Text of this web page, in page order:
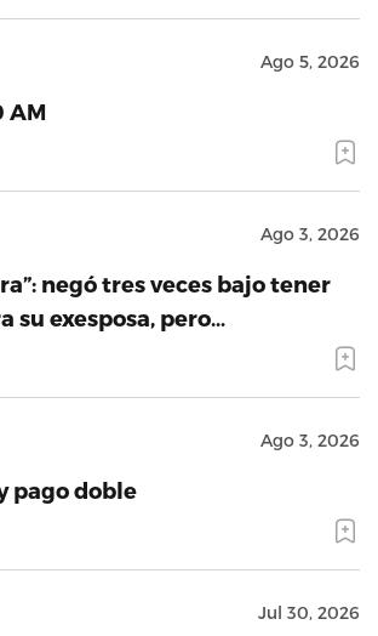
Ago 5, 2026
AM
Ago 3, 2026
negó tres veces bajo tener
su exesposa, pero…
Ago 3, 2026
pago doble
Jul 30, 2026